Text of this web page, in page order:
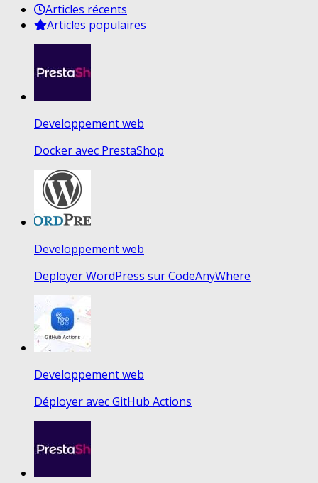
Articles récents
Articles populaires
Developpement web
Docker avec PrestaShop
Developpement web
Deployer WordPress sur CodeAnyWhere
Developpement web
Déployer avec GitHub Actions